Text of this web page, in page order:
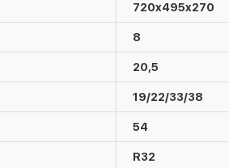
720x495x270
8
20,5
19/22/33/38
54
R32